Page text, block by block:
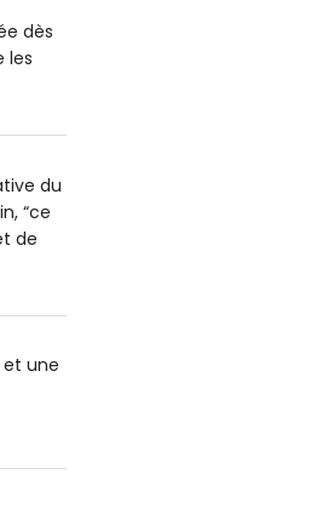
dès
les
du
“ce
de
une